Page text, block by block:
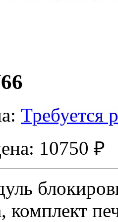
Требуется
10750 ₽
комплект